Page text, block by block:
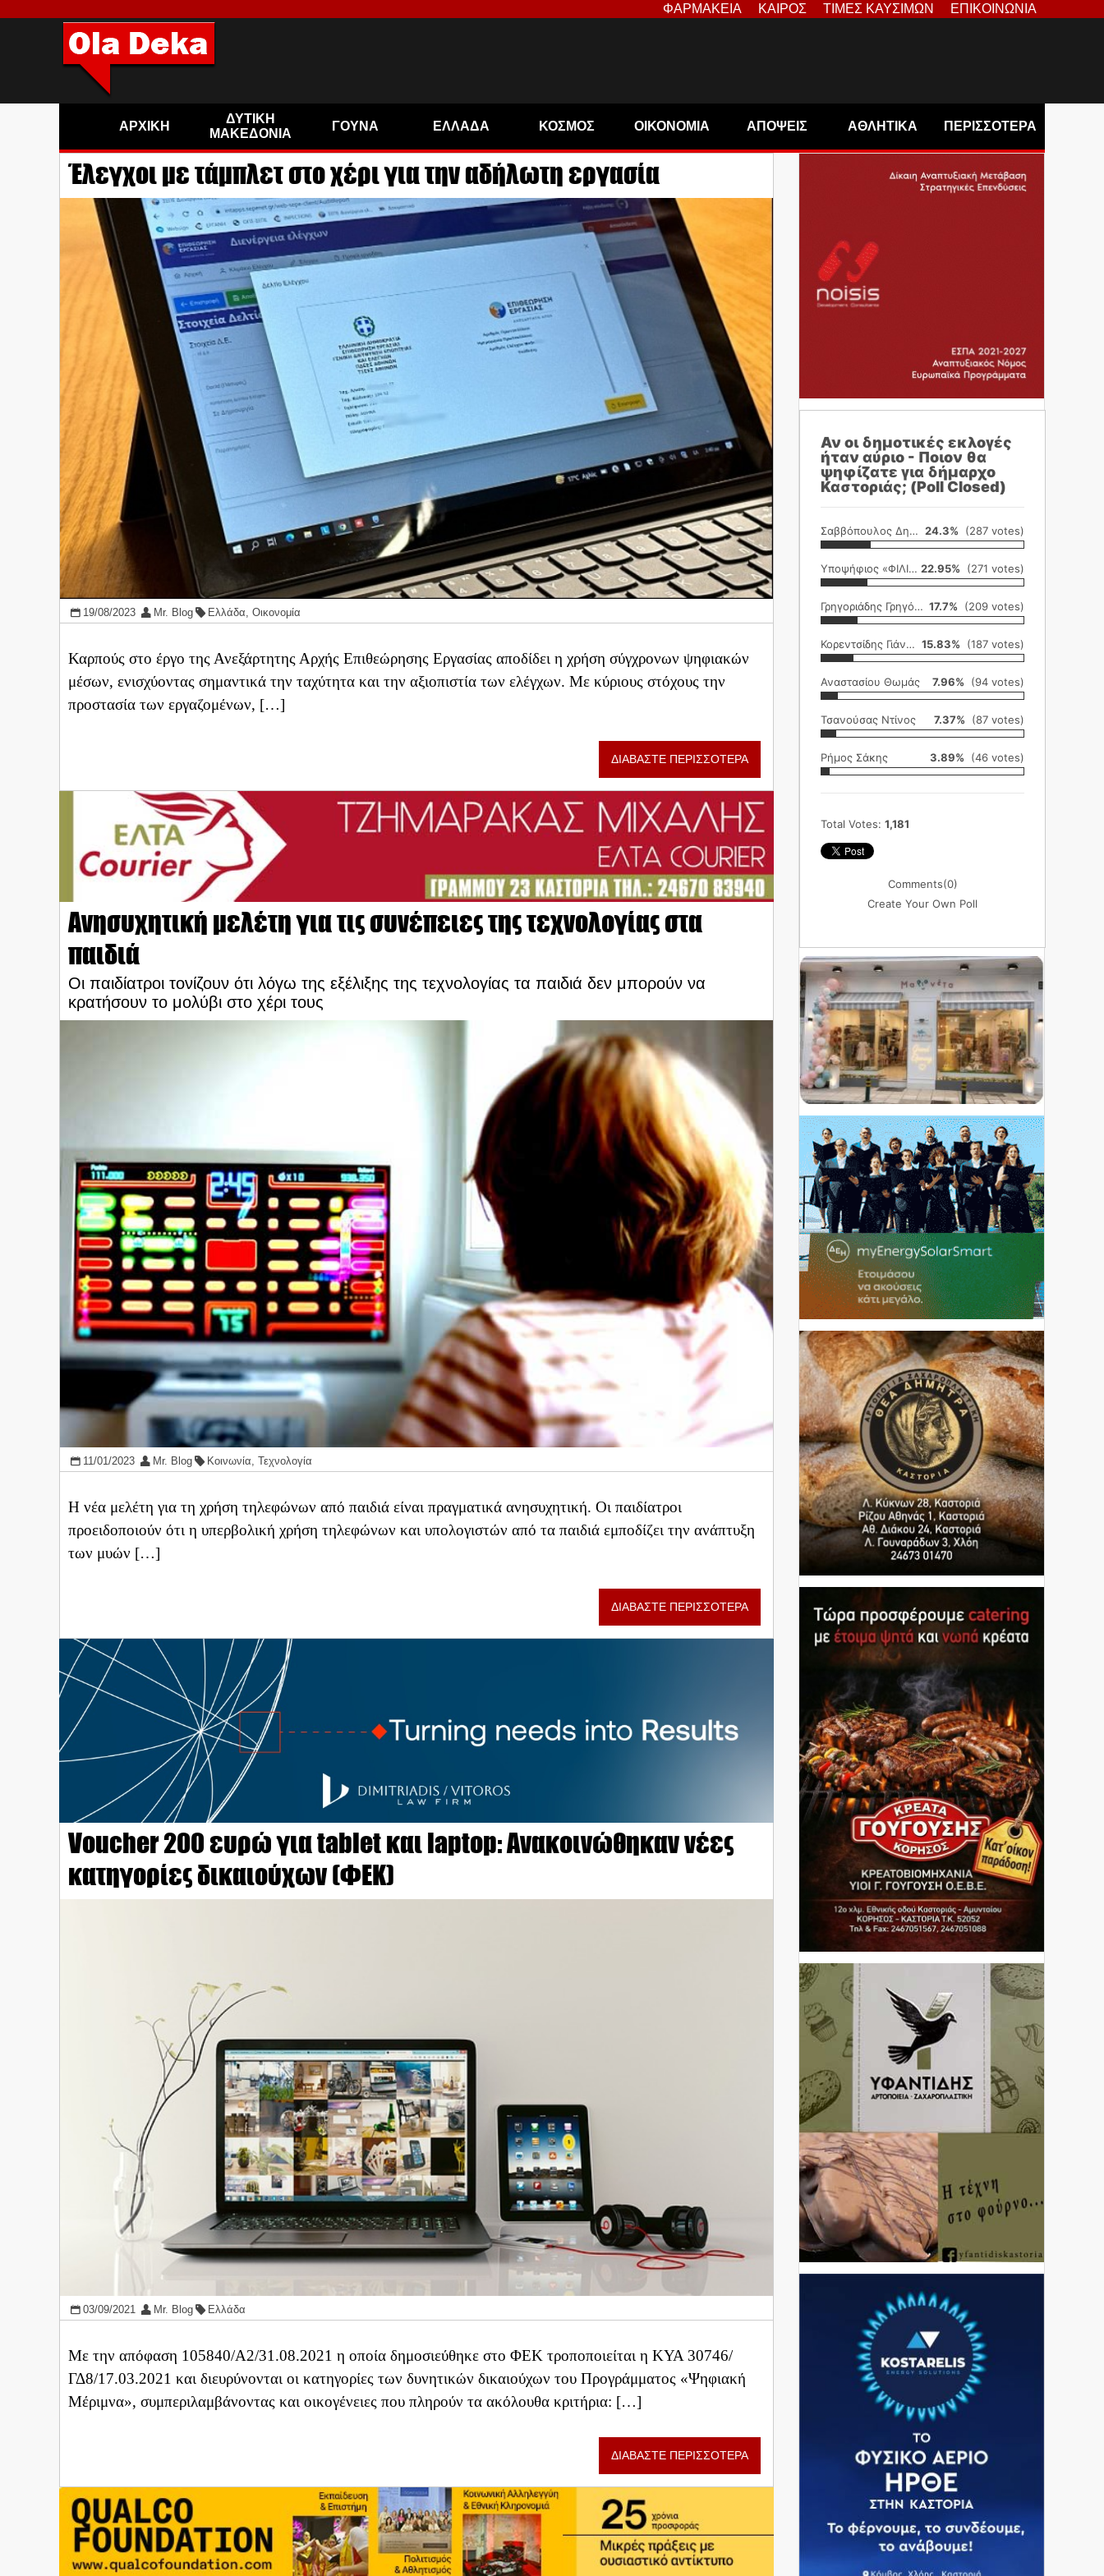
ΦΑΡΜΑΚΕΙΑ ΚΑΙΡΟΣ ΤΙΜΕΣ ΚΑΥΣΙΜΩΝ ΕΠΙΚΟΙΝΩΝΙΑ
ΑΡΧΙΚΗ
ΔΥΤΙΚΗ
ΜΑΚΕΔΟΝΙΑ
ΓΟΥΝΑ ΕΛΛΑΔΑ ΚΟΣΜΟΣ ΟΙΚΟΝΟΜΙΑ ΑΠΟΨΕΙΣ ΑΘΛΗΤΙΚΑ ΠΕΡΙΣΣΟΤΕΡΑ
Έλεγχοι με τάμπλετ στο χέρι για την αδήλωτη εργασία
19/08/2023 Mr. Blog Ελλάδα, Οικονομία
Καρπούς στο έργο της Ανεξάρτητης Αρχής Επιθεώρησης Εργασίας αποδίδει η χρήση σύγχρονων ψηφιακών
μέσων, ενισχύοντας σημαντικά την ταχύτητα και την αξιοπιστία των ελέγχων. Με κύριους στόχους την
προστασία των εργαζομένων, […]
ΔΙΑΒΑΣΤΕ ΠΕΡΙΣΣΟΤΕΡΑ
Ανησυχητική μελέτη για τις συνέπειες της τεχνολογίας στα
παιδιά
Οι παιδίατροι τονίζουν ότι λόγω της εξέλιξης της τεχνολογίας τα παιδιά δεν μπορούν να
κρατήσουν το μολύβι στο χέρι τους
11/01/2023 Mr. Blog Κοινωνία Τεχνολογία
Η νέα μελέτη για τη χρήση τηλεφώνων από παιδιά είναι πραγματικά ανησυχητική. Οι παιδίατροι
προειδοποιούν ότι η υπερβολική χρήση τηλεφώνων και υπολογιστών από τα παιδιά εμποδίζει την ανάπτυξη
των μυών […]
ΔΙΑΒΑΣΤΕ ΠΕΡΙΣΣΟΤΕΡΑ
Voucher 200 ευρώ για tablet και laptop: Aνακοινώθηκαν νέες
κατηγορίες δικαιούχων (ΦΕΚ)
03/09/2021 Mr. Blog Ελλάδα
Με την απόφαση 105840/Α2/31.08.2021 η οποία δημοσιεύθηκε στο ΦΕΚ τροποποιείται η ΚΥΑ 30746/
ΓΔ8/17.03.2021 και διευρύνονται οι κατηγορίες των δυνητικών δικαιούχων του Προγράμματος «Ψηφιακή
Μέριμνα», συμπεριλαμβάνοντας και οικογένειες που πληρούν τα ακόλουθα κριτήρια: […]
ΔΙΑΒΑΣΤΕ ΠΕΡΙΣΣΟΤΕΡΑ
Αν οι δημοτικές εκλογές
ήταν αύριο - Ποιον θα
ψηφίζατε για δήμαρχο
Καστοριάς; (Poll Closed)
Σαββόπουλος Δημήτρης 24.3% (287 votes)
Υποψήφιος «ΦΙΛΙΚΗ ΕΤΑΙΡΕΙΑ» 22.95% (271 votes)
Γρηγοριάδης Γρηγόρης 17.7% (209 votes)
Κορεντσίδης Γιάννης 15.83% (187 votes)
Αναστασίου Θωμάς 7.96% (94 votes)
Τσανούσας Ντίνος 7.37% (87 votes)
Ρήμος Σάκης 3.89% (46 votes)
Total Votes: 1,181
Comments(0)
Create Your Own Poll